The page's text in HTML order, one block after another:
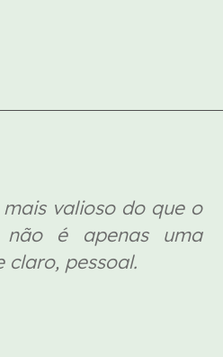
valioso do que o
é apenas uma
claro, pessoal.